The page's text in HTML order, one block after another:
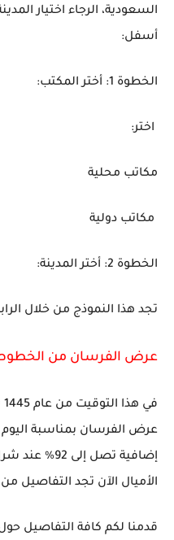
السعودية، الرجاء اختيار
أسفل:
اﻟﺨﻄﻮة 1: أﺧﺘﺮ اﻟﻤﻜﺘﺐ:
اختر:
مكاتب محلية
مكاتب دولية
اﻟﺨﻄﻮة 2: أﺧﺘﺮ اﻟﻤﺪﻳﻨﺔ:
تجد هذا النموذج من خلال
عرض الفرسان من الخطوط
إضافية تصل
الأميال الآن تجد التفاصيل
قدمنا لكم كافة التفاصيل